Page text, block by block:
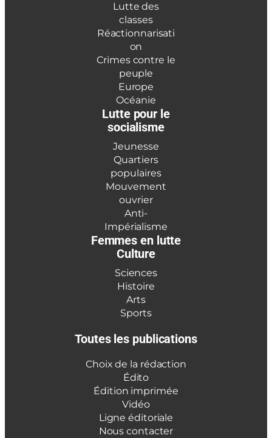
Lutte des
classes
Réactionnarisati
on
Crimes contre le
peuple
Europe
Océanie
Lutte pour le
socialisme
Jeunesse
Quartiers
populaires
Mouvement
ouvrier
Anti-
Impérialisme
Femmes en lutte
Culture
Sciences
Histoire
Arts
Sports
Toutes les publications
Choix de la rédaction
Édito
Édition imprimée
Vidéo
Ligne éditoriale
Nous contacter